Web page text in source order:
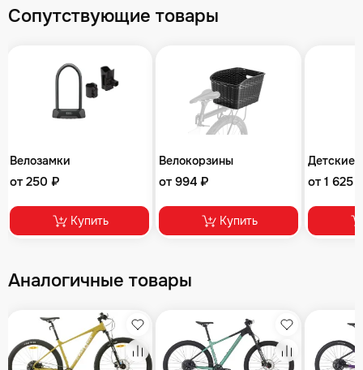
Сопутствующие товары
Велозамки
от 250 ₽
Купить
Велокорзины
от 994 ₽
Купить
Детские
от 1 625
Аналогичные товары
Избранное
Сравнение
Избранное
Сравнение